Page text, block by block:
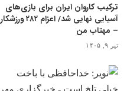
ترکیب کاروان ایران برای بازی‌های
آسیایی نهایی شد/ اعزام ۲۸۲ ورزشکار
– مهتاب من
تیر ۹, ۱۴۰۵